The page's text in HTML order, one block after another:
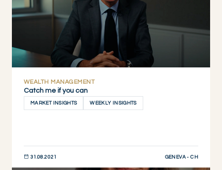
WEALTH MANAGEMENT
Catch me if you can
MARKET INSIGHTS WEEKLY INSIGHTS
31.08.2021 GENEVA - CH